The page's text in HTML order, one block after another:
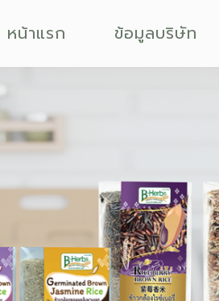
หน้าแรก ข้อมูลบริษัท